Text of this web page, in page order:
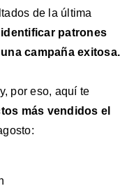
de la última
identificar patrones
campaña exitosa.
por eso, aquí te
más vendidos el